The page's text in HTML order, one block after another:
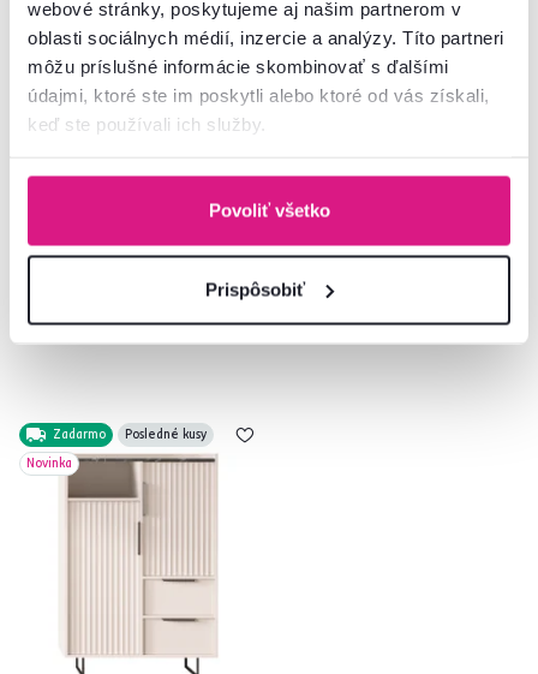
webové stránky, poskytujeme aj našim partnerom v
oblasti sociálnych médií, inzercie a analýzy. Títo partneri
môžu príslušné informácie skombinovať s ďalšími
údajmi, ktoré ste im poskytli alebo ktoré od vás získali,
keď ste používali ich služby.
Povoliť všetko
Prispôsobiť
Komoda, dub artisan, BOGAN
NEW 4S70
Komoda, kašmír/norkový gaštan
269 €
2 Farba - detailná
Zadarmo
Posledné kusy
Novinka